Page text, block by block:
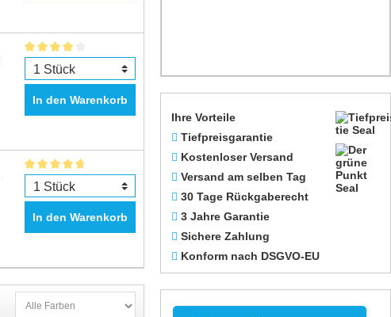
In den Warenkorb
In den Warenkorb
Ihre Vorteile
Tiefpreisgarantie
Kostenloser Versand
Versand am selben Tag
30 Tage Rückgaberecht
3 Jahre Garantie
Sichere Zahlung
Konform nach DSGVO-EU